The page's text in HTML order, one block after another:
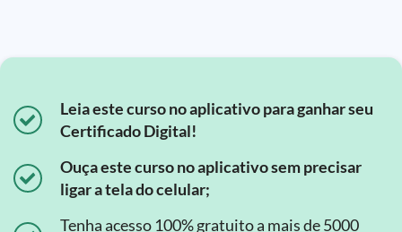
Leia este curso no aplicativo para ganhar seu
Certificado Digital!
Ouça este curso no aplicativo sem precisar
ligar a tela do celular;
Tenha acesso 100% gratuito a mais de 5000